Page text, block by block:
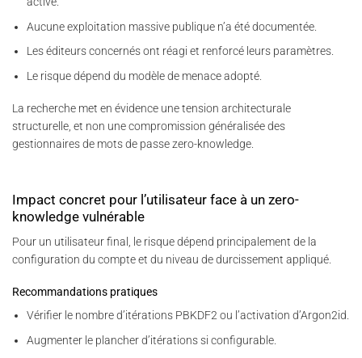
Aucune exploitation massive publique n’a été documentée.
Les éditeurs concernés ont réagi et renforcé leurs paramètres.
Le risque dépend du modèle de menace adopté.
La recherche met en évidence une tension architecturale
structurelle, et non une compromission généralisée des
gestionnaires de mots de passe zero-knowledge.
Impact concret pour l’utilisateur face à un zero-
knowledge vulnérable
Pour un utilisateur final, le risque dépend principalement de la
configuration du compte et du niveau de durcissement appliqué.
Recommandations pratiques
Vérifier le nombre d’itérations PBKDF2 ou l’activation d’Argon2id.
Augmenter le plancher d’itérations si configurable.